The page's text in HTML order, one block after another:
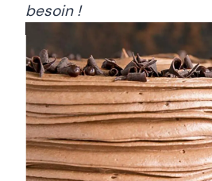
besoin !